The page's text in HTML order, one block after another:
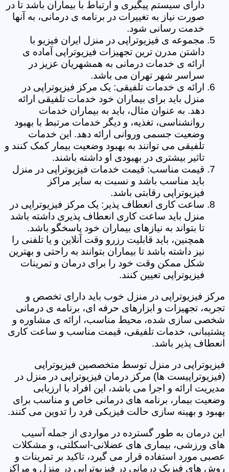
دارای سیستم پیگیری و ارتباط با بیماران باشد تا در
صورت نیاز به تغییرات در برنامه ی درمانی، به آنها
خدمت رسانی شود.
مجموعه ی فیزیوتراپی در منزل ایران فیزیو با
داشتن مدرن ترین تجهیزات فیزیوتراپی آماده ی
ارائه ی خدمات درمانی به همشهریان عزیز در
سراسر شهر تهران می باشد.
ارائه ی خدمات تلفیقی: یک مرکز فیزیوتراپی در
منزل باید برای بیماران خود خدمات تلفیقی ارائه
دهد. به عنوان مثال، باید به بیماران خدمات
روانشناسی، تغذیه، و دیگر خدمات مرتبط با بهبود
وضعیت جسمی وروانی ارائه دهد. این خدمات
تلفیقی می توانند به بهبود وضعیت بیمار کمک کنند و
تاثیر بیشتری در بهبودی او داشته باشند.
قیمت مناسب: قیمت خدمات فیزیوتراپی در منزل
باید مناسب باشد و نسبت به سایر مراکز
فیزیوتراپی رقابتی باشد.
ساعت کاری انعطاف پذیر: یک مرکز فیزیوتراپی در
منزل باید ساعت کاری انعطاف پذیری داشته باشد
تا بتواند به نیازهای بیماران خود پاسخگو باشد.
همچنین، باید قابلیت رزرو وقت آنلاین و یا تلفنی را
نیز داشته باشد تا بیماران بتوانند به راحتی و بهترین
شکل ممکن وقت خود را برای درمان و تمرینات
فیزیوتراپی تعیین کنند.
مرکز فیزیوتراپی در منزل خوب باید دارای تخصص و
تجربه، تجهیزات و ابزارهای حرفه ای، برنامه ی درمانی
شخصی سازی شده، محیط مناسب، ارائه ی مشاوره و
پشتیبانی، خدمات تلفیقی، قیمت مناسب و ساعت کاری
انعطاف پذیر باشد.
فیزیوتراپی در منزل توسط متخصصین فیزیوتراپی
(فیزیوتراپیست ها) مرکز درمان فیزیوتراپی در منزل در
مدیریت ارائه و اجرا می باشد، این افراد با ارزیابی
وضعیت بیمار، برنامه های درمانی خاص و مناسب برای
بهبود و بهینه سازی حالت فیزیکی فرد را تدوین می کنند.
این درمان به طور گسترده در مواردی از جمله آسیب
های ورزشی، بیماری های عضلانی-اسکلتی، و مشکلات
عصبی مورد استفاده قرار می گیرد، تاکید بر تمرینات و
روش های فیزیک درمانی در فیزیوتراپی در منزل و مراکز